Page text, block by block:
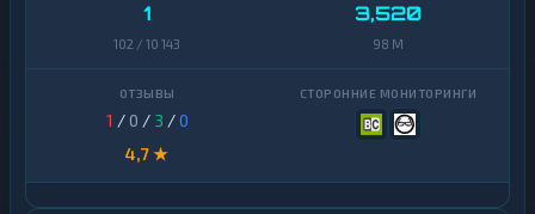
1
102 / 10 143
3,520
98 M
1 / 0 / 3 /0
4,7 ★